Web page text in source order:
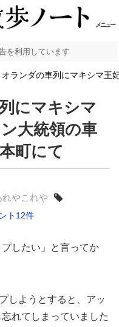
メニュー
を利用しています
ランダの車列にマキシマ王
にマキシマ
大統領の車
町にて
れやこれや
ト12件
したい」と言ってか
しようとすると、アッ
れてしまっていました